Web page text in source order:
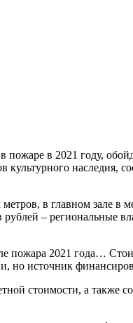
в 2021 году,
культурного наследия,
в главном зале в
– региональные
пожара 2021 года…
но источник
стоимости, а также